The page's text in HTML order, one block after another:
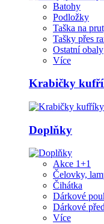
Batohy
Podložky
Taška na
Tašky přes
Ostatní obaly
Více
Krabičky
Doplňky
Akce 1+1
Čelovky,
Čihátka
Dárkové
Dárkové
Více